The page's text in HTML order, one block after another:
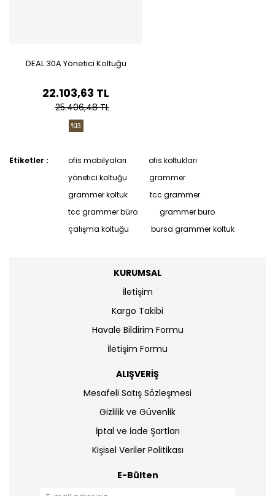
DEAL 30A Yönetici Koltuğu
22.103,63 TL
25.406,48 TL
%13
Etiketler : ofis mobilyaları
ofis koltukları
yönetici koltuğu
grammer
grammer koltuk
tcc grammer
tcc grammer büro
grammer buro
çalışma koltuğu
bursa grammer koltuk
KURUMSAL
İletişim
Kargo Takibi
Havale Bildirim Formu
İletişim Formu
ALIŞVERİŞ
Mesafeli Satış Sözleşmesi
Gizlilik ve Güvenlik
İptal ve İade Şartları
Kişisel Veriler Politikası
E-Bülten